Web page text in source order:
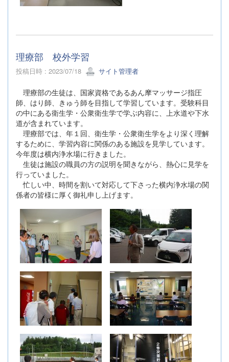
理療部 校外学習
投稿日時 : 2023/07/18 サイト管理者
理療部の生徒は、国家資格であるあん摩マッサージ指圧
師、はり師、きゅう師を目指して学習しています。受験科目
の中にある衛生学・公衆衛生学で学ぶ内容に、上水道や下水
道が含まれています。
理療部では、年１回、衛生学・公衆衛生学をより深く理解
するために、学習内容に関係のある施設を見学しています。
今年度は横内浄水場に行きました。
生徒は施設の職員の方の説明を聞きながら、熱心に見学を
行っていました。
忙しい中、時間を割いて対応して下さった横内浄水場の関
係者の皆様に厚く御礼申し上げます。